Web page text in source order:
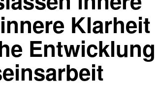
Klarheit
Entwicklung